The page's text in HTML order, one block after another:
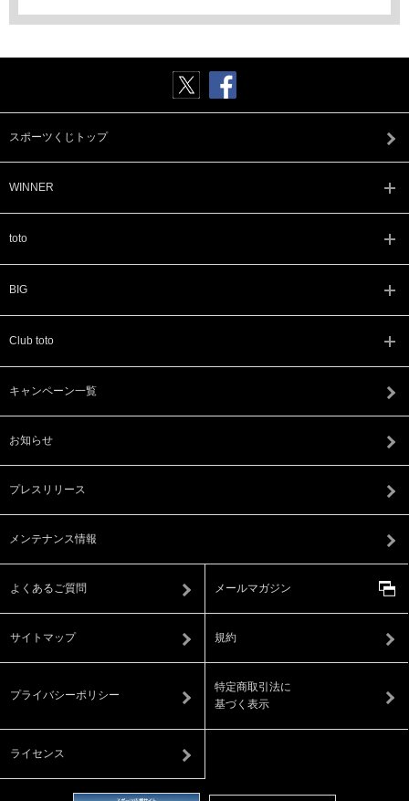
スポーツくじトップ
WINNER
toto
BIG
Club toto
キャンペーン一覧
お知らせ
プレスリリース
メンテナンス情報
よくあるご質問 メールマガジン
サイトマップ 規約
プライバシーポリシー
特定商取引法に
基づく表示
ライセンス